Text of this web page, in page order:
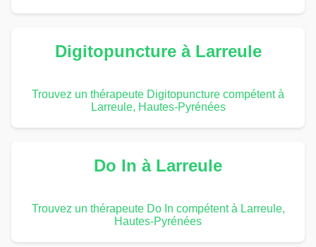
Digitopuncture à Larreule
Trouvez un thérapeute Digitopuncture compétent à
Larreule, Hautes-Pyrénées
Do In à Larreule
Trouvez un thérapeute Do In compétent à Larreule,
Hautes-Pyrénées